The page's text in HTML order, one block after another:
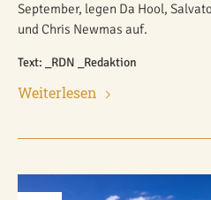
September, legen Da Hool,
und Chris Newmas auf.
Text: _RDN _Redaktion
Weiterlesen